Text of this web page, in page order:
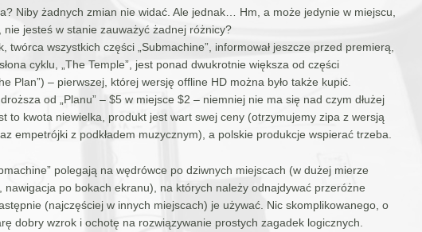
Niby żadnych zmian nie widać. Ale jednak… Hm, a może jedynie w miejscu,
nie jesteś w stanie zauważyć żadnej różnicy?
twórca wszystkich części „Submachine”, informował jeszcze przed premierą,
cyklu, „The Temple”, jest ponad dwukrotnie większa od części
Plan”) – pierwszej, której wersję offline HD można było także kupić.
od „Planu” – $5 w miejsce $2 – niemniej nie ma się nad czym dłużej
to kwota niewielka, produkt jest wart swej ceny (otrzymujemy zipa z wersją
empetrójki z podkładem muzycznym), a polskie produkcje wspierać trzeba.
polegają na wędrówce po dziwnych miejscach (w dużej mierze
nawigacja po bokach ekranu), na których należy odnajdywać przeróżne
(najczęściej w innych miejscach) je używać. Nic skomplikowanego, o
dobry wzrok i ochotę na rozwiązywanie prostych zagadek logicznych.